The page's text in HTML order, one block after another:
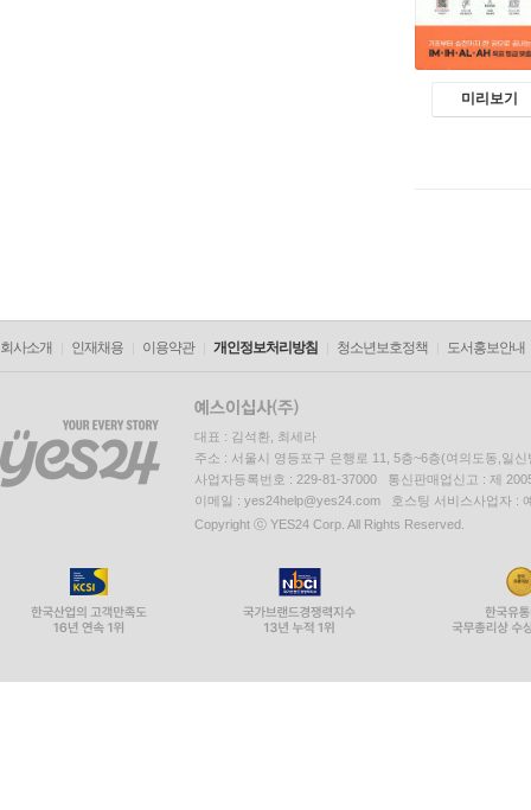
미리보기
회사소개 인재채용 이용약관 개인정보처리방침 청소년보호정책 도서홍보안내
대표 : 김석환, 최세라
주소 : 서울시 영등포구 은행로 11, 5층~6층(여의도동,일신
사업자등록번호 : 229-81-37000 통신판매업신고 : 제
이메일 : yes24help@yes24.com 호스팅 서비스사업자 :
Copyright ⓒ YES24 Corp. All Rights Reserved.